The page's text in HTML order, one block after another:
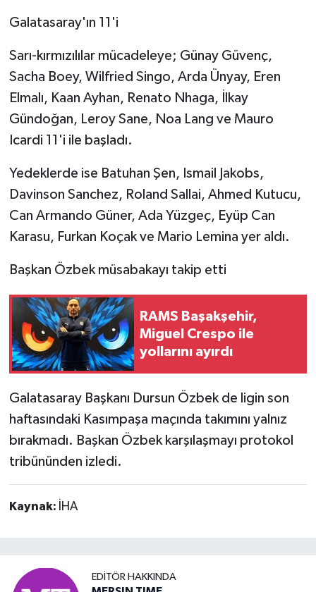
Galatasaray'ın 11'i
Sarı-kırmızılılar mücadeleye; Günay Güvenç,
Sacha Boey, Wilfried Singo, Arda Ünyay, Eren
Elmalı, Kaan Ayhan, Renato Nhaga, İlkay
Gündoğan, Leroy Sane, Noa Lang ve Mauro
Icardi 11'i ile başladı.
Yedeklerde ise Batuhan Şen, Ismail Jakobs,
Davinson Sanchez, Roland Sallai, Ahmed Kutucu,
Can Armando Güner, Ada Yüzgeç, Eyüp Can
Karasu, Furkan Koçak ve Mario Lemina yer aldı.
Başkan Özbek müsabakayı takip etti
RAMS Başakşehir,
Miguel Crespo ile
yollarını ayırdı
Galatasaray Başkanı Dursun Özbek de ligin son
haftasındaki Kasımpaşa maçında takımını yalnız
bırakmadı. Başkan Özbek karşılaşmayı protokol
tribününden izledi.
Kaynak: İHA
EDITÖR HAKKINDA